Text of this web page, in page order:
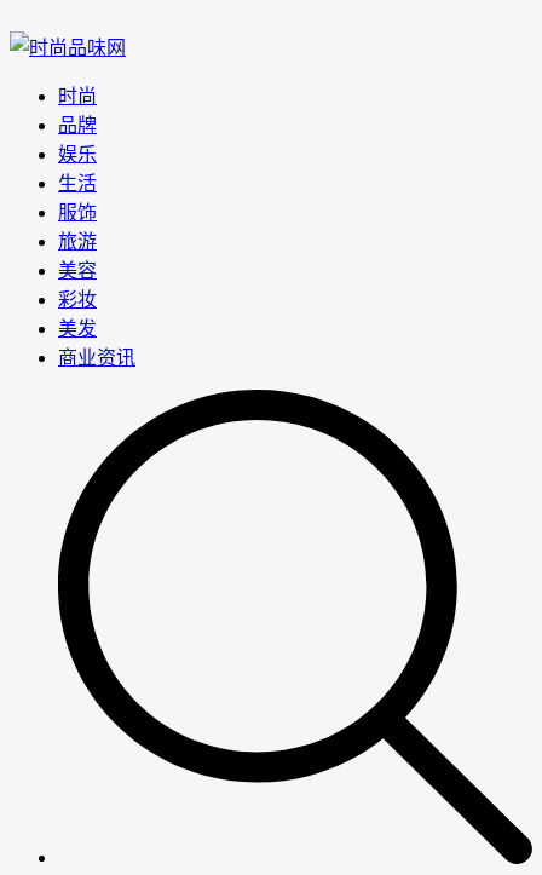
时尚
品牌
娱乐
生活
服饰
旅游
美容
彩妆
美发
商业资讯